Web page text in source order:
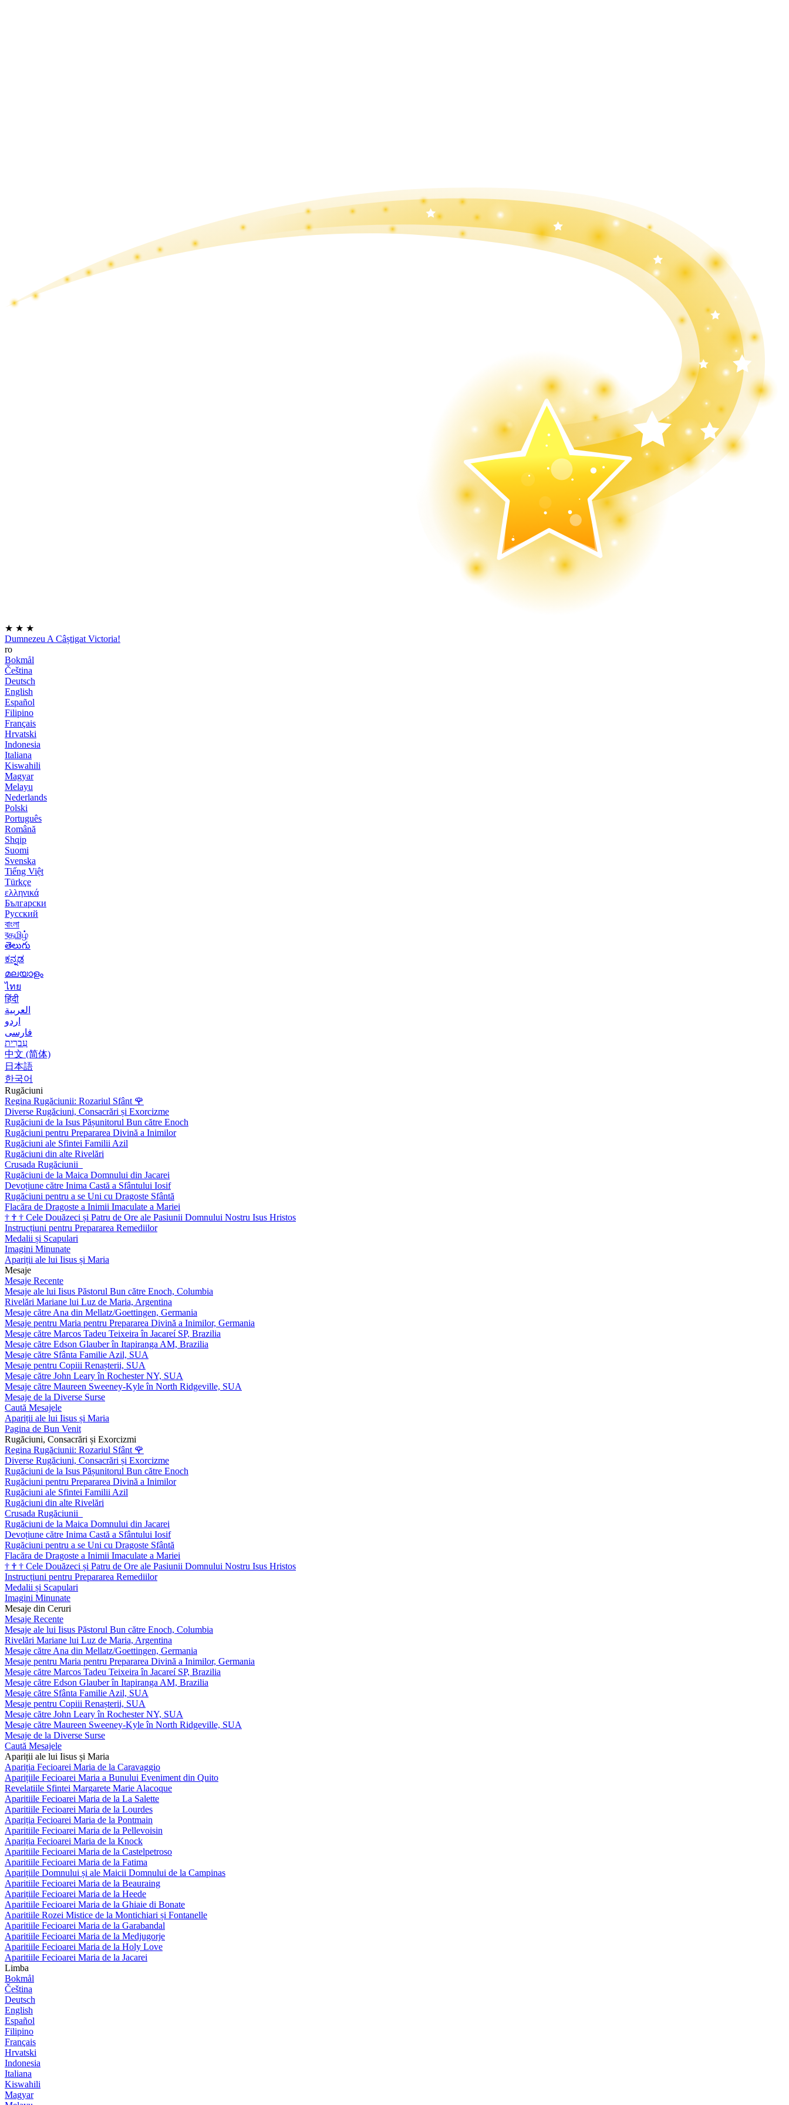
★ ★ ★
Dumnezeu A Câștigat Victoria!
ro
Bokmål
Čeština
Deutsch
English
Español
Filipino
Français
Hrvatski
Indonesia
Italiana
Kiswahili
Magyar
Melayu
Nederlands
Polski
Português
Română
Shqip
Suomi
Svenska
Tiếng Việt
Türkçe
ελληνικά
Български
Русский
বাংলা
বதமிழ்
తెలుగు
ಕನ್ನಡ
മലയാളം
ไทย
हिंदी
العربية
اردو
فارسی
עִברִית
中文 (简体)
日本語
한국어
Rugăciuni
Regina Rugăciunii: Rozariul Sfânt 🌹
Diverse Rugăciuni, Consacrări și Exorcizme
Rugăciuni de la Isus Pășunitorul Bun către Enoch
Rugăciuni pentru Prepararea Divină a Inimilor
Rugăciuni ale Sfintei Familii Azil
Rugăciuni din alte Rivelări
Crusada Rugăciunii
Rugăciuni de la Maica Domnului din Jacarei
Devoțiune către Inima Castă a Sfântului Iosif
Rugăciuni pentru a se Uni cu Dragoste Sfântă
Flacăra de Dragoste a Inimii Imaculate a Mariei
† † † Cele Douăzeci și Patru de Ore ale Pasiunii Domnului Nostru Isus Hristos
Instrucțiuni pentru Prepararea Remediilor
Medalii și Scapulari
Imagini Minunate
Apariții ale lui Iisus și Maria
Mesaje
Mesaje Recente
Mesaje ale lui Iisus Păstorul Bun către Enoch, Columbia
Rivelări Mariane lui Luz de Maria, Argentina
Mesaje către Ana din Mellatz/Goettingen, Germania
Mesaje pentru Maria pentru Prepararea Divină a Inimilor, Germania
Mesaje către Marcos Tadeu Teixeira în Jacareí SP, Brazilia
Mesaje către Edson Glauber în Itapiranga AM, Brazilia
Mesaje către Sfânta Familie Azil, SUA
Mesaje pentru Copiii Renașterii, SUA
Mesaje către John Leary în Rochester NY, SUA
Mesaje către Maureen Sweeney-Kyle în North Ridgeville, SUA
Mesaje de la Diverse Surse
Caută Mesajele
Apariții ale lui Iisus și Maria
Pagina de Bun Venit
Rugăciuni, Consacrări și Exorcizmi
Regina Rugăciunii: Rozariul Sfânt 🌹
Diverse Rugăciuni, Consacrări și Exorcizme
Rugăciuni de la Isus Pășunitorul Bun către Enoch
Rugăciuni pentru Prepararea Divină a Inimilor
Rugăciuni ale Sfintei Familii Azil
Rugăciuni din alte Rivelări
Crusada Rugăciunii
Rugăciuni de la Maica Domnului din Jacarei
Devoțiune către Inima Castă a Sfântului Iosif
Rugăciuni pentru a se Uni cu Dragoste Sfântă
Flacăra de Dragoste a Inimii Imaculate a Mariei
† † † Cele Douăzeci și Patru de Ore ale Pasiunii Domnului Nostru Isus Hristos
Instrucțiuni pentru Prepararea Remediilor
Medalii și Scapulari
Imagini Minunate
Mesaje din Ceruri
Mesaje Recente
Mesaje ale lui Iisus Păstorul Bun către Enoch, Columbia
Rivelări Mariane lui Luz de Maria, Argentina
Mesaje către Ana din Mellatz/Goettingen, Germania
Mesaje pentru Maria pentru Prepararea Divină a Inimilor, Germania
Mesaje către Marcos Tadeu Teixeira în Jacareí SP, Brazilia
Mesaje către Edson Glauber în Itapiranga AM, Brazilia
Mesaje către Sfânta Familie Azil, SUA
Mesaje pentru Copiii Renașterii, SUA
Mesaje către John Leary în Rochester NY, SUA
Mesaje către Maureen Sweeney-Kyle în North Ridgeville, SUA
Mesaje de la Diverse Surse
Caută Mesajele
Apariții ale lui Iisus și Maria
Apariția Fecioarei Maria de la Caravaggio
Aparițiile Fecioarei Maria a Bunului Eveniment din Quito
Revelatiile Sfintei Margarete Marie Alacoque
Aparitiile Fecioarei Maria de la La Salette
Aparitiile Fecioarei Maria de la Lourdes
Apariția Fecioarei Maria de la Pontmain
Aparitiile Fecioarei Maria de la Pellevoisin
Apariția Fecioarei Maria de la Knock
Aparitiile Fecioarei Maria de la Castelpetroso
Aparitiile Fecioarei Maria de la Fatima
Aparițiile Domnului și ale Maicii Domnului de la Campinas
Aparitiile Fecioarei Maria de la Beauraing
Aparițiile Fecioarei Maria de la Heede
Aparitiile Fecioarei Maria de la Ghiaie di Bonate
Aparitiile Rozei Mistice de la Montichiari și Fontanelle
Aparitiile Fecioarei Maria de la Garabandal
Aparitiile Fecioarei Maria de la Medjugorje
Aparitiile Fecioarei Maria de la Holy Love
Aparitiile Fecioarei Maria de la Jacarei
Limba
Bokmål
Čeština
Deutsch
English
Español
Filipino
Français
Hrvatski
Indonesia
Italiana
Kiswahili
Magyar